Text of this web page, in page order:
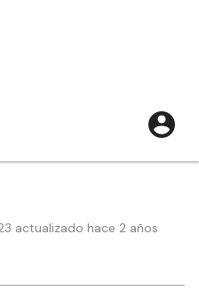
actualizado hace 2 años